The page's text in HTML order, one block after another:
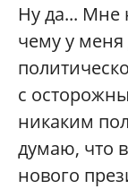
Ну да... Мне
чему у
с
никаким
думаю, что
нового